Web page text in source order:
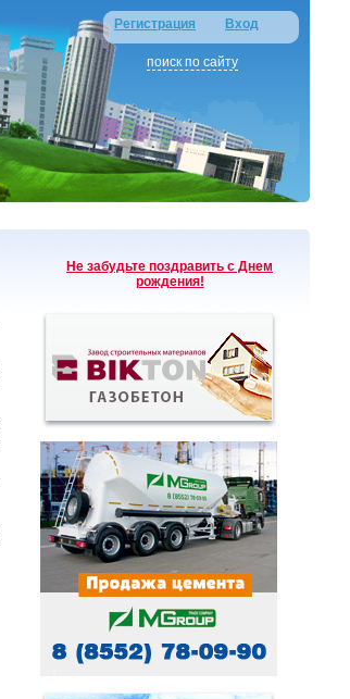
Регистрация Вход
поиск по сайту
Не забудьте поздравить с Днем
рождения!